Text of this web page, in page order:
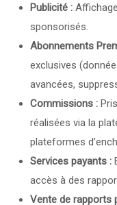
Publicité :
sponsorisés.
Abonnements
exclusives
avancées,
Commissions :
réalisées via la
plateformes
Services payants :
accès à des
Vente de rapports